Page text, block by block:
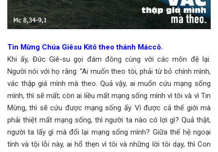
Tin Mừng Chúa Giêsu Kitô theo thánh Máccô.
Khi ấy, Đức Giê-su gọi đám đông cùng với các môn đệ lại.
Người nói với họ rằng: “Ai muốn theo tôi, phải từ bỏ chính mình,
vác thập giá mình mà theo. Quả vậy, ai muốn cứu mạng sống
mình, thì sẽ mất; còn ai liều mất mạng sống mình vì tôi và vì Tin
Mừng, thì sẽ cứu được mạng sống ấy. Vì được cả thế giới mà
phải thiệt mất mạng sống, thì người ta nào có lợi gì? Quả thật,
người ta lấy gì mà đổi lại mạng sống mình? Giữa thế hệ ngoại
tình và tội lỗi này, ai hổ thẹn vì tôi và những lời tôi dạy, thì Con